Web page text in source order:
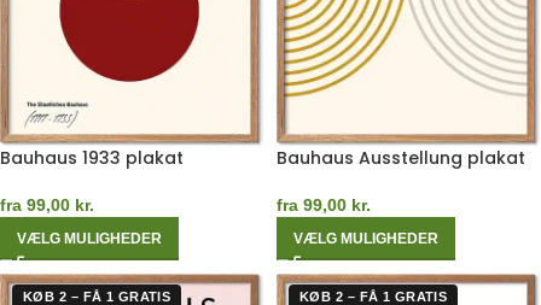
Bauhaus 1933 plakat
fra 99,00 kr.
VÆLG MULIGHEDER
Bauhaus Ausstellung plakat
fra 99,00 kr.
VÆLG MULIGHEDER
KØB 2 – FÅ 1 GRATIS KØB 2 – FÅ 1 GRATIS